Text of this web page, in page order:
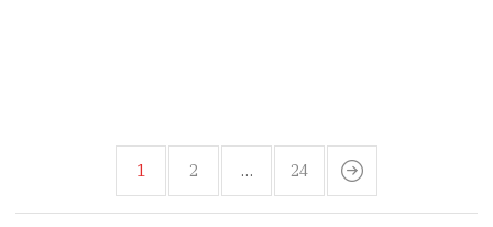
1 2 … 24